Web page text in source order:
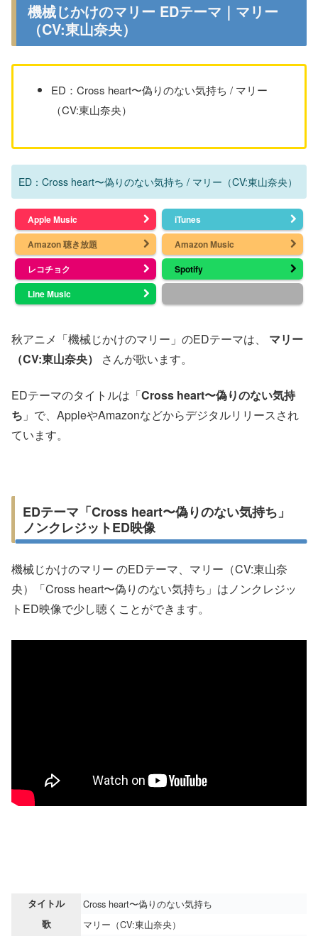
機械じかけのマリー EDテーマ｜マリー
（CV:東山奈央）
ED：Cross heart〜偽りのない気持ち / マリー
（CV:東山奈央）
ED：Cross heart〜偽りのない気持ち / マリー（CV:東山奈央）
Apple Music
iTunes
Amazon 聴き放題
Amazon Music
レコチョク
Spotify
Line Music
秋アニメ「機械じかけのマリー」のEDテーマは、 マリー
（CV:東山奈央）
さんが歌います。
EDテーマのタイトルは「Cross heart〜偽りのない気持
ち 」で、AppleやAmazonなどからデジタルリリースされ
ています。
EDテーマ「Cross heart〜偽りのない気持ち」
ノンクレジットED映像
機械じかけのマリー のEDテーマ、マリー（CV:東山奈
央）「Cross heart〜偽りのない気持ち」はノンクレジッ
トED映像で少し聴くことができます。
タイトル Cross heart〜偽りのない気持ち
歌 マリー（CV:東山奈央）